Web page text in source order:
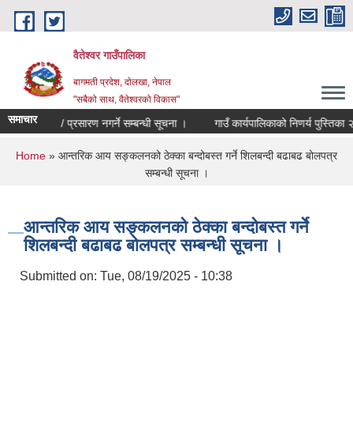
Skip to main content
वैतेश्वर गाउँपालिका
बागमती प्रदेश, दाेलखा, नेपाल
"सबैको साथ, वैतेश्वरको विकास"
समाचार
प्रकाशन / प्रसारण नगर्ने सम्बन्धी सूचना । गाउँ कार्यपालिकाको निणर्य पुस्तिका
You are here
Home » आन्तरिक आय सङ्कलनको ठेक्का बन्दोबस्त गर्ने शिलबन्दी बढाबढ बोलपत्र
सम्बन्धी सूचना ।
आन्तरिक आय सङ्कलनको ठेक्का बन्दोबस्त गर्ने
शिलबन्दी बढाबढ बोलपत्र सम्बन्धी सूचना ।
Submitted on: Tue, 08/19/2025 - 10:38